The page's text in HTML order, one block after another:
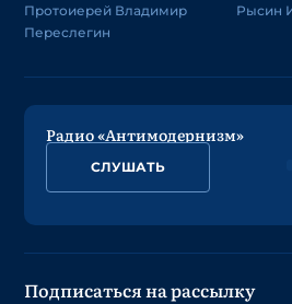
Протоиерей Владимир
Переслегин
Рысин
Радио «Антимодернизм»
СЛУШАТЬ
Подписаться на рассылку